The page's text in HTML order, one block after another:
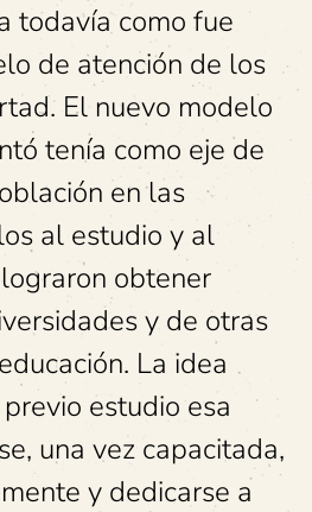
todavía como fue
de atención de los
El nuevo modelo
tenía como eje de
en las
al estudio y al
obtener
y de otras
La idea
estudio esa
una vez capacitada,
y dedicarse a